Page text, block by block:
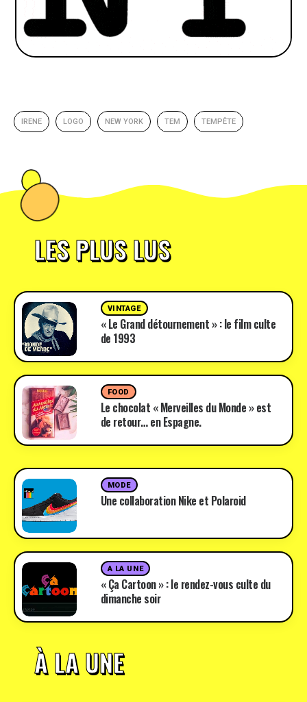
IRENE LOGO NEW YORK TEM TEMPÊTE
LES PLUS LUS
VINTAGE
« Le Grand détournement » : le film culte
de 1993
FOOD
Le chocolat « Merveilles du Monde » est
de retour… en Espagne.
MODE
Une collaboration Nike et Polaroid
A LA UNE
« Ça Cartoon » : le rendez-vous culte du
dimanche soir
À LA UNE